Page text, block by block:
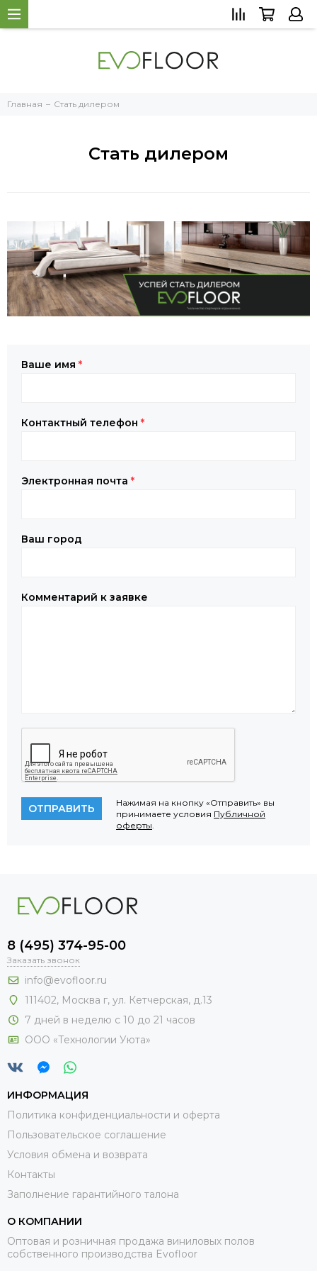
Главная Стать дилером
Стать дилером
Ваше имя *
Контактный телефон *
Электронная почта *
Ваш город
Комментарий к заявке
ОТПРАВИТЬ
Нажимая на кнопку «Отправить» вы
принимаете условия Публичной
оферты
8 (495) 374-95-00
Заказать звонок
info@evofloor.ru
111402, Москва г, ул. Кетчерская, д.13
7 дней в неделю с 10 до 21 часов
ООО «Технологии Уюта»
ИНФОРМАЦИЯ
Политика конфиденциальности и оферта
Пользовательское соглашение
Условия обмена и возврата
Контакты
Заполнение гарантийного талона
О КОМПАНИИ
Оптовая и розничная продажа виниловых полов
собственного производства Evofloor